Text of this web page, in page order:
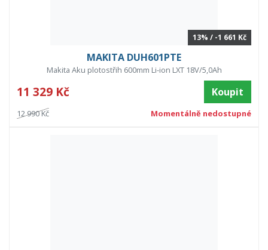
13% / -1 661 Kč
MAKITA DUH601PTE
Makita Aku plotostřih 600mm Li-ion LXT 18V/5,0Ah
11 329 Kč Koupit
12 990 Kč Momentálně nedostupné